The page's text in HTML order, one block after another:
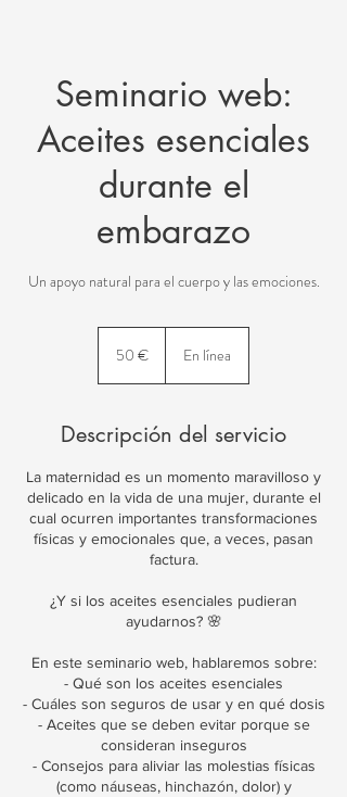
Seminario web:
Aceites esenciales
durante el
embarazo
Un apoyo natural para el cuerpo y las emociones.
50 € En línea
Descripción del servicio
La maternidad es un momento maravilloso y
delicado en la vida de una mujer, durante el
cual ocurren importantes transformaciones
físicas y emocionales que, a veces, pasan
factura.
¿Y si los aceites esenciales pudieran
ayudarnos? 🌸
En este seminario web, hablaremos sobre:
- Qué son los aceites esenciales
- Cuáles son seguros de usar y en qué dosis
- Aceites que se deben evitar porque se
consideran inseguros
- Consejos para aliviar las molestias físicas
(como náuseas, hinchazón, dolor) y